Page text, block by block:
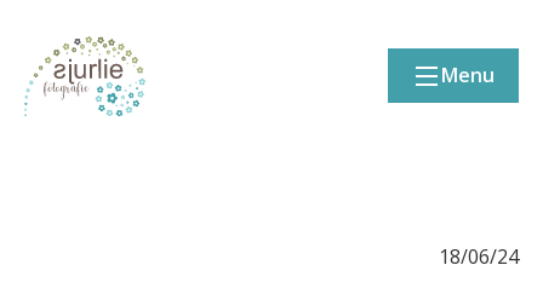
Menu
18/06/24